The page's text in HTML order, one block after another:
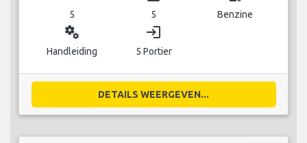
5 5 Benzine
miscellaneous_services
Handleiding
login
5 Portier
DETAILS WEERGEVEN...